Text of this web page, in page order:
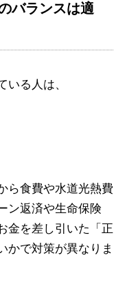
バランスは適
いる人は、
ら食費や水道光熱費
ン返済や生命保険
金を差し引いた「正
かで対策が異なりま